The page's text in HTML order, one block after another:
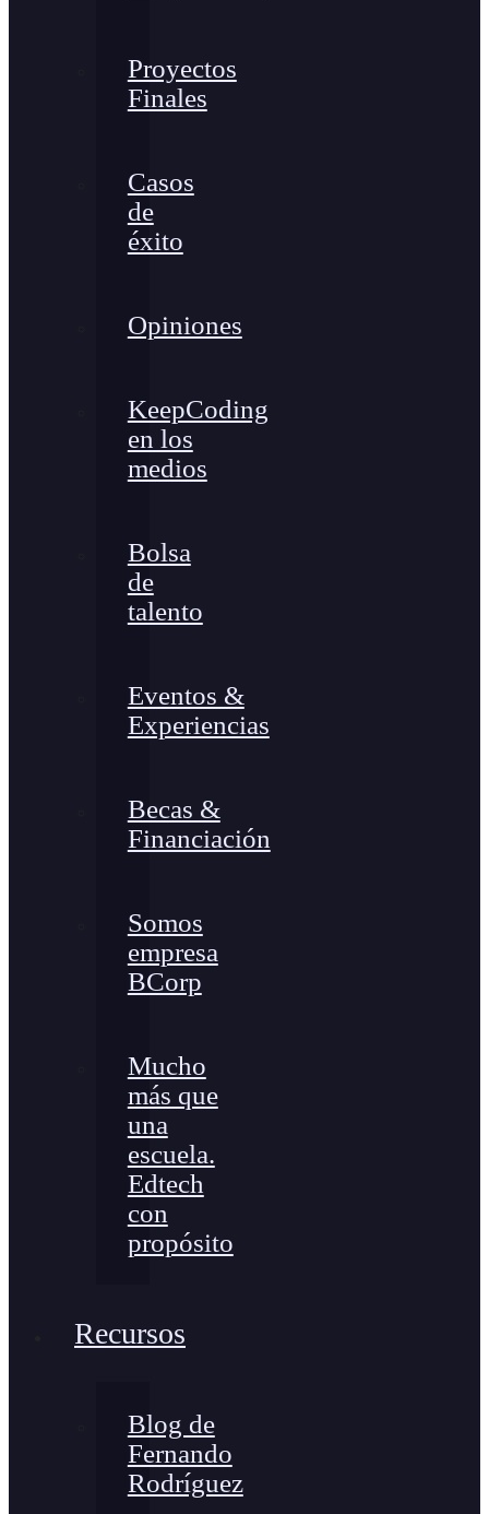
Proyectos
Finales
Casos
de
éxito
Opiniones
KeepCoding
en los
medios
Bolsa
de
talento
Eventos &
Experiencias
Becas &
Financiación
Somos
empresa
BCorp
Mucho
más que
una
escuela.
Edtech
con
propósito
Recursos
Blog de
Fernando
Rodríguez